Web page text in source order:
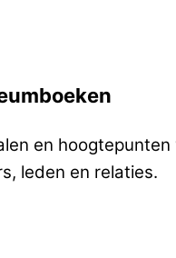
en
leden en relaties.